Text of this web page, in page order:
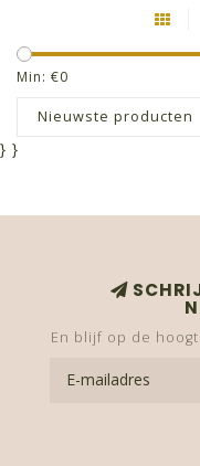
Min: €0
Nieuwste producten
} }
En blijf op de